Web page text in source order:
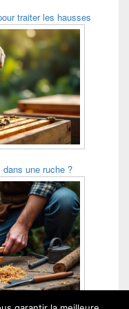
traiter les hausses
dans une ruche ?